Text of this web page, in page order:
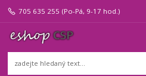
705 635 255 (Po-Pá, 9-17 hod.)